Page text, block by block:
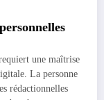
une maîtrise
La personne
rédactionnelles